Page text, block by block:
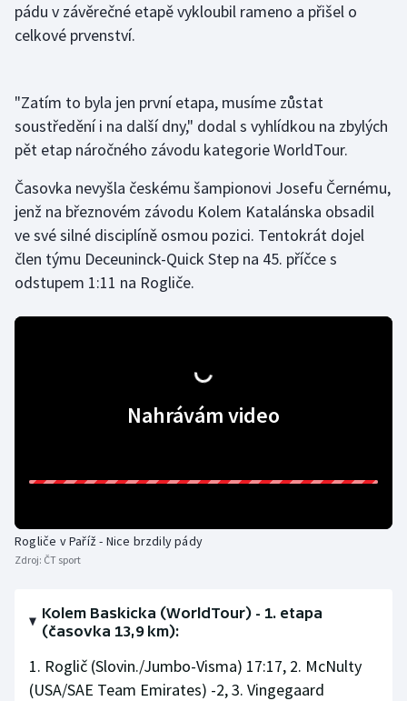
Lyže a snowboard
Motorsport
Olympijské hry
Parasport
Plavání
Plážový volejbal
Rychlostní kanoistika
Stolní tenis
Veslování
Vodní slalom
pádu v závěrečné etapě vykloubil rameno a přišel o
celkové prvenství.
"Zatím to byla jen první etapa, musíme zůstat
soustředění i na další dny," dodal s vyhlídkou na zbylých
pět etap náročného závodu kategorie WorldTour.
Časovka nevyšla českému šampionovi Josefu Černému,
jenž na březnovém závodu Kolem Katalánska obsadil
ve své silné disciplíně osmou pozici. Tentokrát dojel
člen týmu Deceuninck-Quick Step na 45. příčce s
odstupem 1:11 na Rogliče.
Nahrávám video
Rogliče v Paříž - Nice brzdily pády
Zdroj: ČT sport
Kolem Baskicka (WorldTour) - 1. etapa
(časovka 13,9 km):
1. Roglič (Slovin./Jumbo-Visma) 17:17, 2. McNulty
(USA/SAE Team Emirates) -2, 3. Vingegaard